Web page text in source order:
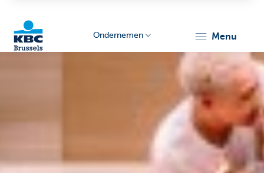
Ondernemers
Ondernemen menu